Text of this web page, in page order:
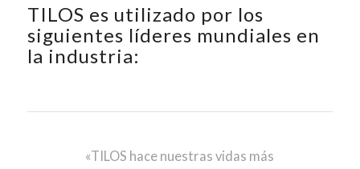
TILOS es utilizado por los
siguientes líderes mundiales en
la industria:
«TILOS hace nuestras vidas más